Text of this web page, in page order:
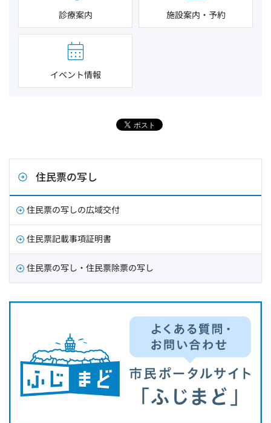
診療案内 施設案内・予約
イベント情報
住民票の写し
住民票の写しの広域交付
住民票記載事項証明書
住民票の写し・住民票除票の写し